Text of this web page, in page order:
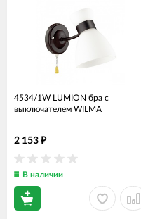
4534/1W LUMION бра с
выключателем WILMA
2 153 ₽
В наличии